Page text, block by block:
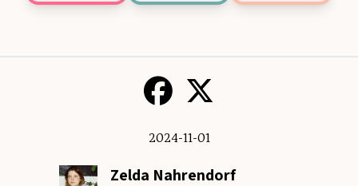
2024-11-01
Zelda Nahrendorf